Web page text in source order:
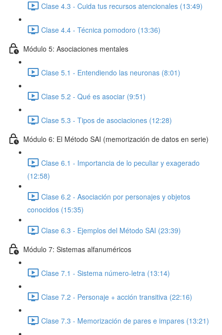
Clase 4.3 - Cuida tus recursos atencionales (13:49)
Clase 4.4 - Técnica pomodoro (13:36)
Módulo 5: Asociaciones mentales
Clase 5.1 - Entendiendo las neuronas (8:01)
Clase 5.2 - Qué es asociar (9:51)
Clase 5.3 - Tipos de asociaciones (12:28)
Módulo 6: El Método SAI (memorización de datos en serie)
Clase 6.1 - Importancia de lo peculiar y exagerado
(12:58)
Clase 6.2 - Asociación por personajes y objetos
conocidos (15:35)
Clase 6.3 - Ejemplos del Método SAI (23:39)
Módulo 7: Sistemas alfanuméricos
Clase 7.1 - Sistema número-letra (13:14)
Clase 7.2 - Personaje + acción transitiva (22:16)
Clase 7.3 - Memorización de pares e impares (13:21)